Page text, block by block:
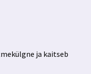
ja kaitseb